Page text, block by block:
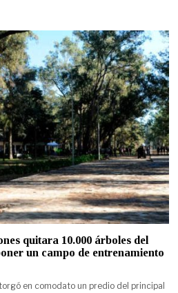
quitara 10.000 árboles del
un campo de entrenamiento
en comodato un predio del principal